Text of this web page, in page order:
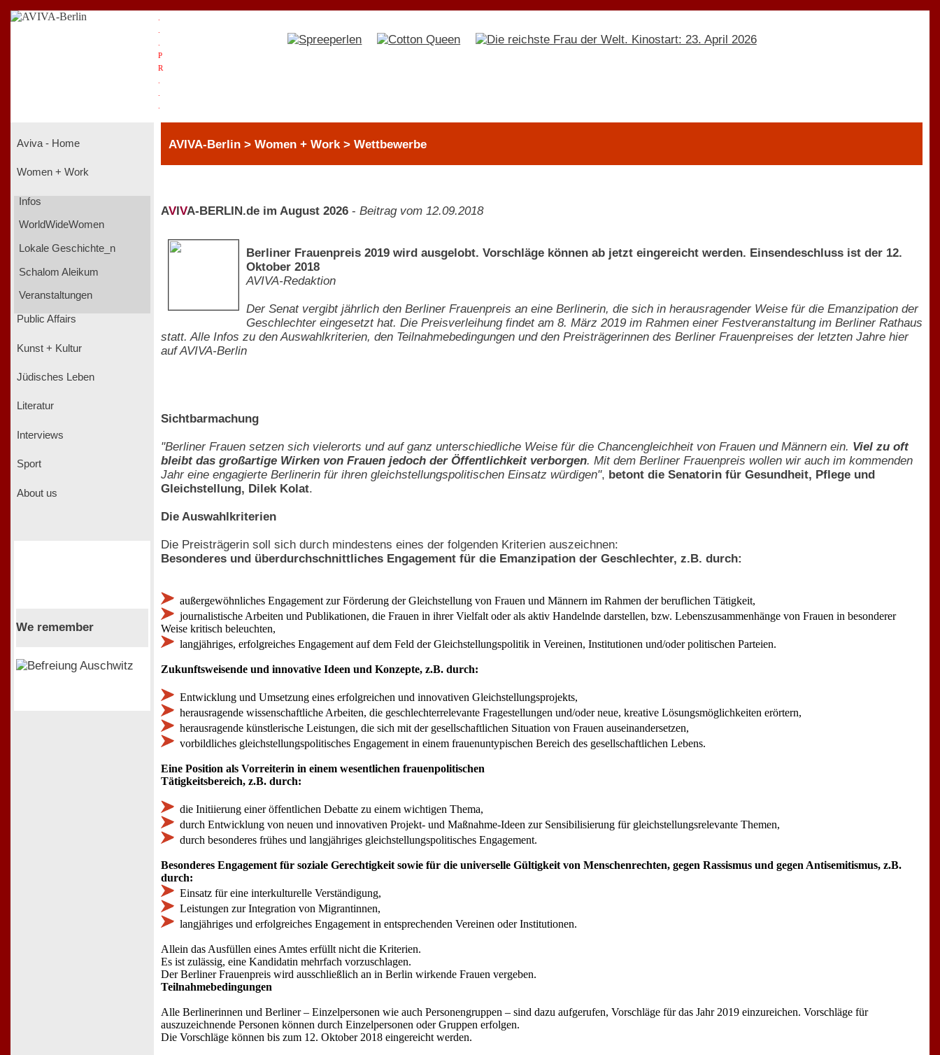
P
R
Aviva - Home
Women + Work
Infos
WorldWideWomen
Lokale Geschichte_n
Schalom Aleikum
Veranstaltungen
Public Affairs
Kunst + Kultur
Jüdisches Leben
Literatur
Interviews
Sport
About us
We remember
AVIVA-Berlin > Women + Work > Wettbewerbe
AV VA-BERLIN.de im August 2026 - Beitrag vom 12.09.2018
Berliner Frauenpreis 2019 wird ausgelobt. Vorschläge können ab jetzt eingereicht werden. Einsendeschluss ist der 12.
Oktober 2018
AVIVA-Redaktion
Der Senat vergibt jährlich den Berliner Frauenpreis an eine Berlinerin, die sich in herausragender Weise für die Emanzipation der
Geschlechter eingesetzt hat. Die Preisverleihung findet am 8. März 2019 im Rahmen einer Festveranstaltung im Berliner Rathaus
statt. Alle Infos zu den Auswahlkriterien, den Teilnahmebedingungen und den Preisträgerinnen des Berliner Frauenpreises der letzten Jahre hier
auf AVIVA-Berlin
Sichtbarmachung
"Berliner Frauen setzen sich vielerorts und auf ganz unterschiedliche Weise für die Chancengleichheit von Frauen und Männern ein. Viel zu oft
bleibt das großartige Wirken von Frauen jedoch der Öffentlichkeit verborgen. Mit dem Berliner Frauenpreis wollen wir auch im kommenden
Jahr eine engagierte Berlinerin für ihren gleichstellungspolitischen Einsatz würdigen", betont die Senatorin für Gesundheit, Pflege und
Gleichstellung, Dilek Kolat.
Die Auswahlkriterien
Die Preisträgerin soll sich durch mindestens eines der folgenden Kriterien auszeichnen:
Besonderes und überdurchschnittliches Engagement für die Emanzipation der Geschlechter, z.B. durch:
außergewöhnliches Engagement zur Förderung der Gleichstellung von Frauen und Männern im Rahmen der beruflichen Tätigkeit,
journalistische Arbeiten und Publikationen, die Frauen in ihrer Vielfalt oder als aktiv Handelnde darstellen, bzw. Lebenszusammenhänge von Frauen in besonderer
Weise kritisch beleuchten,
langjähriges, erfolgreiches Engagement auf dem Feld der Gleichstellungspolitik in Vereinen, Institutionen und/oder politischen Parteien.
Zukunftsweisende und innovative Ideen und Konzepte, z.B. durch:
Entwicklung und Umsetzung eines erfolgreichen und innovativen Gleichstellungsprojekts,
herausragende wissenschaftliche Arbeiten, die geschlechterrelevante Fragestellungen und/oder neue, kreative Lösungsmöglichkeiten erörtern,
herausragende künstlerische Leistungen, die sich mit der gesellschaftlichen Situation von Frauen auseinandersetzen,
vorbildliches gleichstellungspolitisches Engagement in einem frauenuntypischen Bereich des gesellschaftlichen Lebens.
Eine Position als Vorreiterin in einem wesentlichen frauenpolitischen
Tätigkeitsbereich, z.B. durch:
die Initiierung einer öffentlichen Debatte zu einem wichtigen Thema,
durch Entwicklung von neuen und innovativen Projekt- und Maßnahme-Ideen zur Sensibilisierung für gleichstellungsrelevante Themen,
durch besonderes frühes und langjähriges gleichstellungspolitisches Engagement.
Besonderes Engagement für soziale Gerechtigkeit sowie für die universelle Gültigkeit von Menschenrechten, gegen Rassismus und gegen Antisemitismus, z.B.
durch:
Einsatz für eine interkulturelle Verständigung,
Leistungen zur Integration von Migrantinnen,
langjähriges und erfolgreiches Engagement in entsprechenden Vereinen oder Institutionen.
Allein das Ausfüllen eines Amtes erfüllt nicht die Kriterien.
Es ist zulässig, eine Kandidatin mehrfach vorzuschlagen.
Der Berliner Frauenpreis wird ausschließlich an in Berlin wirkende Frauen vergeben.
Teilnahmebedingungen
Alle Berlinerinnen und Berliner – Einzelpersonen wie auch Personengruppen – sind dazu aufgerufen, Vorschläge für das Jahr 2019 einzureichen. Vorschläge für
auszuzeichnende Personen können durch Einzelpersonen oder Gruppen erfolgen.
Die Vorschläge können bis zum 12. Oktober 2018 eingereicht werden.